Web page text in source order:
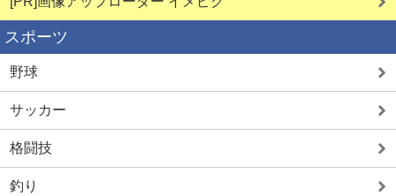
スポーツ
野球
サッカー
格闘技
釣り